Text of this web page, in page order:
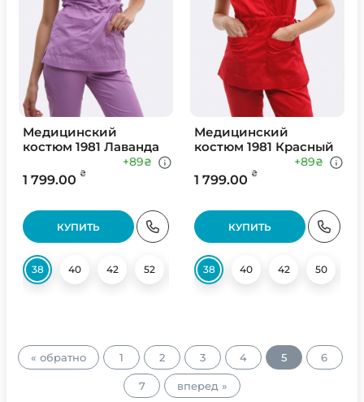
Медицинский
костюм 1981 Лаванда
1 799.00 ₴
+89₴
КУПИТЬ
38 40 42 52 56
Медицинский
костюм 1981 Красный
1 799.00 ₴
+89₴
КУПИТЬ
38 40 42 50
« обратно 1 2 3 4 5 6
7 вперед »